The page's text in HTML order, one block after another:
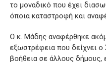
το μοναδικό που έχει
όποια καταστροφή και
Ο κ. Μάδης αναφέρθηκε
εξωστρέφεια που δείχνει ο
βοήθεια σε άλλους δήμους,